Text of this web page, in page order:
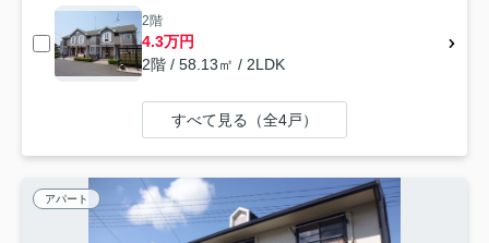
2階
4.3万円
2階 / 58.13㎡ / 2LDK
すべて見る（全4戸）
アパート